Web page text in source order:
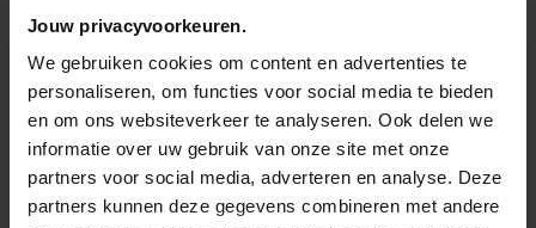
Jouw privacyvoorkeuren.
We gebruiken cookies om content en advertenties te
personaliseren, om functies voor social media te bieden
en om ons websiteverkeer te analyseren. Ook delen we
informatie over uw gebruik van onze site met onze
partners voor social media, adverteren en analyse. Deze
partners kunnen deze gegevens combineren met andere